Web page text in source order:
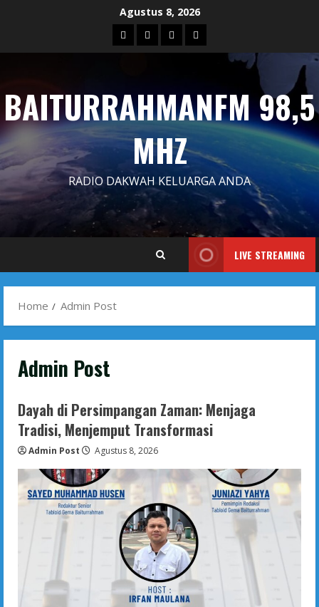
Agustus 8, 2026
Blog Contact
Us
Dengarkan
Siaran
Iklan
BAITURRAHMANFM 98,5
MHZ
RADIO DAKWAH KELUARGA ANDA
LIVE STREAMING
Home Admin Post
Admin Post
Dayah di Persimpangan Zaman: Menjaga
Tradisi, Menjemput Transformasi
Admin Post Agustus 8, 2026